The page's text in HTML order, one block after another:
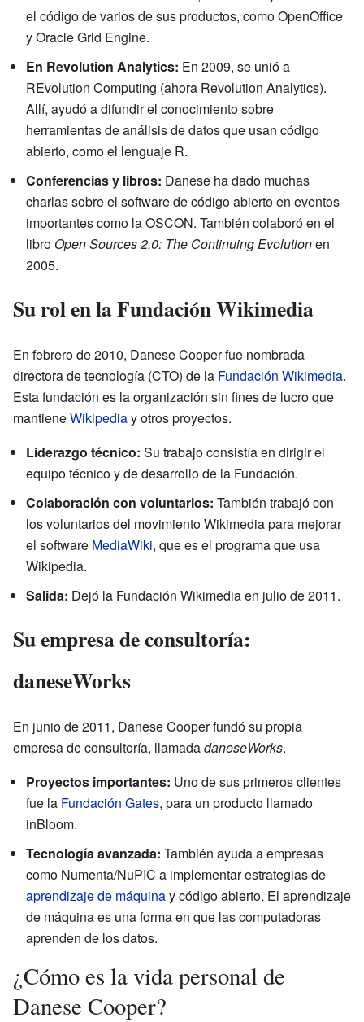
el código de varios de sus productos, como OpenOffice
y Oracle Grid Engine.
En Revolution Analytics: En 2009, se unió a
REvolution Computing (ahora Revolution Analytics).
Allí, ayudó a difundir el conocimiento sobre
herramientas de análisis de datos que usan código
abierto, como el lenguaje R.
Conferencias y libros: Danese ha dado muchas
charlas sobre el software de código abierto en eventos
importantes como la OSCON. También colaboró en el
libro Open Sources 2.0: The Continuing Evolutionen
2005.
Su rol en la Fundación Wikimedia
En febrero de 2010, Danese Cooper fue nombrada
directora de tecnología (CTO) de la Fundación Wikimedia.
Esta fundación es la organización sin fines de lucro que
mantieneWikipediay otros proyectos.
Liderazgo técnico: Su trabajo consistía en dirigir el
equipo técnico y de desarrollo de la Fundación.
Colaboración con voluntarios: También trabajó con
los voluntarios del movimiento Wikimedia para mejorar
el software MediaWiki, que es el programa que usa
Wikipedia.
Salida: Dejó la Fundación Wikimedia en julio de 2011.
Su empresa de consultoría:
daneseWorks
En junio de 2011, Danese Cooper fundó su propia
empresa de consultoría, llamadadaneseWorks.
Proyectos importantes: Uno de sus primeros clientes
fue la Fundación Gates, para un producto llamado
inBloom.
Tecnología avanzada: También ayuda a empresas
como Numenta/NuPIC a implementar estrategias de
aprendizaje de máquinay código abierto. El aprendizaje
de máquina es una forma en que las computadoras
aprenden de los datos.
¿Cómo es la vida personal de
Danese Cooper?